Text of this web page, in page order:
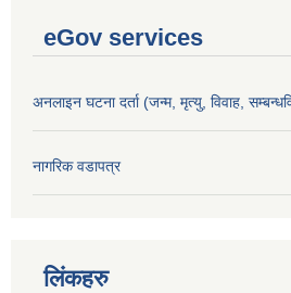
eGov services
अनलाइन घटना दर्ता (जन्म, मृत्यु, विवाह,
नागरिक वडापत्र
लिंकहरु